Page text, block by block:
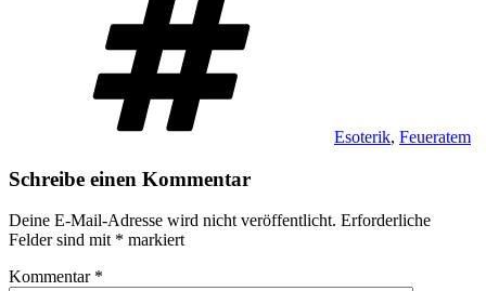
Esoterik, Feueratem
Schreibe einen Kommentar
Deine E-Mail-Adresse wird nicht veröffentlicht. Erforderliche
Felder sind mit * markiert
Kommentar *